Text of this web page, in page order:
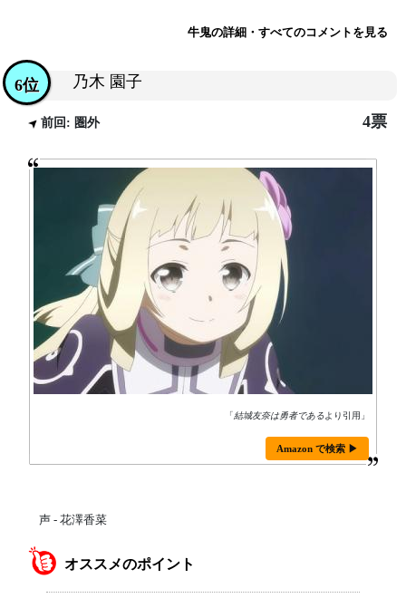
牛鬼の詳細・すべてのコメントを見る
乃木 園子
6位
前回: 圏外 4票
「結城友奈は勇者であるより引用」
Amazon で検索 ▶
声 - 花澤香菜
オススメのポイント